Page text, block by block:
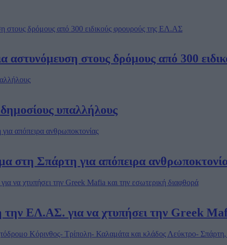
αστυνόμευση στους δρόμους από 300
υπαλλήλους
στη Σπάρτη για απόπειρα
την ΕΛ.ΑΣ. για να χτυπήσει την Greek